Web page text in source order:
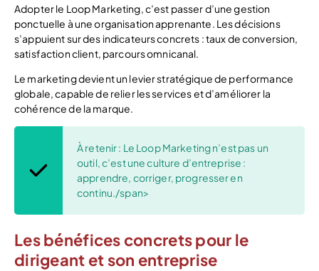
Adopter le Loop Marketing, c’est passer d’une gestion
ponctuelle à une organisation apprenante. Les décisions
s’appuient sur des indicateurs concrets : taux de conversion,
satisfaction client, parcours omnicanal.
Le marketing devient un levier stratégique de performance
globale, capable de relier les services et d’améliorer la
cohérence de la marque.
À retenir : Le Loop Marketing n’est pas un
outil, c’est une culture d’entreprise :
apprendre, corriger, progresser en
continu./span>
Les bénéfices concrets pour le
dirigeant et son entreprise